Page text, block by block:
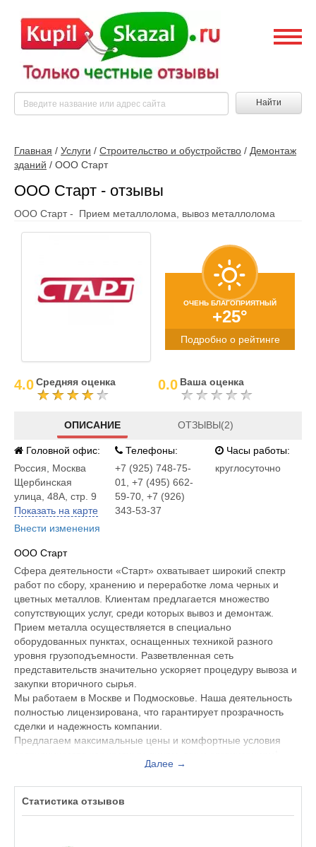
Найти
Главная / Услуги / Строительство и обустройство / Демонтаж
зданий / ООО Старт
ООО Старт - отзывы
ООО Старт - Прием металлолома, вывоз металлолома
ОЧЕНЬ БЛАГОПРИЯТНЫЙ
+25°
Подробно о рейтинге
4.0Средняя оценка 0.0 Ваша оценка
ОПИСАНИЕ ОТЗЫВЫ(2)
Головной офис:
Россия
Москва
Щербинская
улица, 48А, стр. 9
Показать на карте
Внести изменения
Телефоны:
+7 (925) 748-75-
01, +7 (495) 662-
59-70, +7 (926)
343-53-37
Часы работы:
круглосуточно
ООО Старт
Сфера деятельности «Старт» охватывает широкий спектр
работ по сбору, хранению и переработке лома черных и
цветных металлов. Клиентам предлагается множество
сопутствующих услуг, среди которых вывоз и демонтаж.
Прием металла осуществляется в специально
оборудованных пунктах, оснащенных техникой разного
уровня грузоподъемности. Разветвленная сеть
представительств значительно ускоряет процедуру вывоза и
закупки вторичного сырья.
Мы работаем в Москве и Подмосковье. Наша деятельность
полностью лицензирована, что гарантирует прозрачность
сделки и надежность компании.
Предлагаем максимальные цены и комфортные условия
Работаем с любыми объемами лома, даже с самыми
Честные весы гарантируем!
Далее →
Статистика отзывов